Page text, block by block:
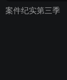
案件纪实第三季